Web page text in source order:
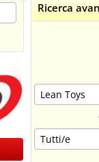
Ricerca